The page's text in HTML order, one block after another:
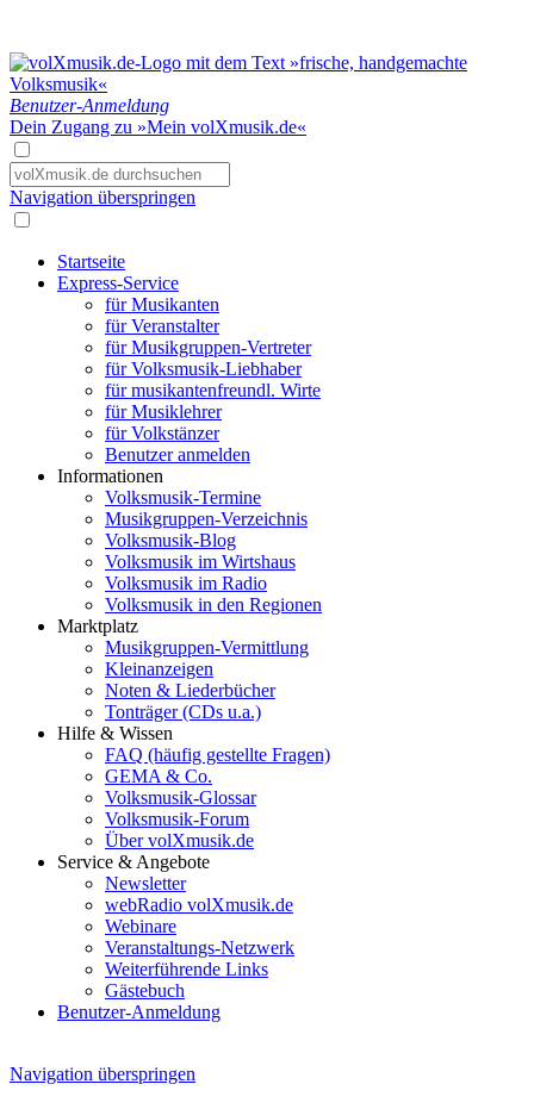
Benutzer-Anmeldung
Dein Zugang zu »Mein volXmusik.de«
Navigation überspringen
Startseite
Express-Service
für Musikanten
für Veranstalter
für Musikgruppen-Vertreter
für Volksmusik-Liebhaber
für musikantenfreundl. Wirte
für Musiklehrer
für Volkstänzer
Benutzer anmelden
Informationen
Volksmusik-Termine
Musikgruppen-Verzeichnis
Volksmusik-Blog
Volksmusik im Wirtshaus
Volksmusik im Radio
Volksmusik in den Regionen
Marktplatz
Musikgruppen-Vermittlung
Kleinanzeigen
Noten & Liederbücher
Tonträger (CDs u.a.)
Hilfe & Wissen
FAQ (häufig gestellte Fragen)
GEMA & Co.
Volksmusik-Glossar
Volksmusik-Forum
Über volXmusik.de
Service & Angebote
Newsletter
webRadio volXmusik.de
Webinare
Veranstaltungs-Netzwerk
Weiterführende Links
Gästebuch
Benutzer-Anmeldung
Navigation überspringen